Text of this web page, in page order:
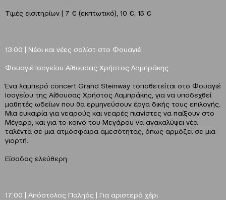
Τιμές εισιτηρίων | 7 € (εκπτωτικό), 10 €, 15 €
13:00 | Νέοι και νέες σολίστ στο Φουαγιέ
Φουαγιέ Ισογείου Αίθουσας Χρήστος Λαμπράκης
Ένα λαμπερό concert Grand Steinway τοποθετείται στο Φουαγιέ
Ισογείου της Αίθουσας Χρήστος Λαμπράκης, για να υποδεχθεί
μαθητές ωδείων που θα ερμηνεύσουν έργα δικής τους επιλογής.
Μια ευκαιρία για νεαρούς και νεαρές πιανίστες να παίξουν στο
Μέγαρο, και για το κοινό του Μεγάρου να ανακαλύψει νέα
ταλέντα σε μια ατμόσφαιρα αμεσότητας, όπως αρμόζει σε μια
γιορτή.
Είσοδος ελεύθερη
17:00 | Απόστολος Παληός | Για αριστερό χέρι